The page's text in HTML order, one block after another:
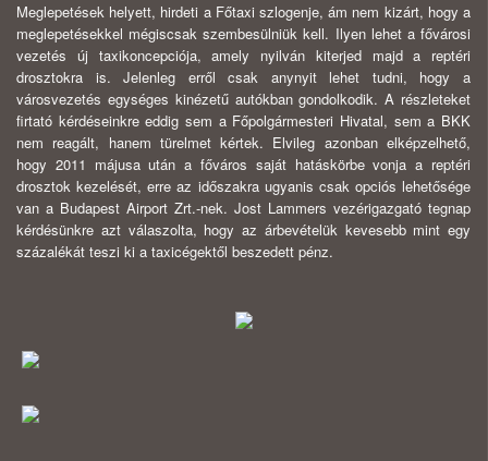
Meglepetések helyett, hirdeti a Főtaxi szlogenje, ám nem kizárt, hogy a
meglepetésekkel mégiscsak szembesülniük kell. Ilyen lehet a fővárosi
vezetés új taxikoncepciója, amely nyilván kiterjed majd a reptéri
drosztokra is. Jelenleg erről csak anynyit lehet tudni, hogy a
városvezetés egységes kinézetű autókban gondolkodik. A részleteket
firtató kérdéseinkre eddig sem a Főpolgármesteri Hivatal, sem a BKK
nem reagált, hanem türelmet kértek. Elvileg azonban elképzelhető,
hogy 2011 májusa után a főváros saját hatáskörbe vonja a reptéri
drosztok kezelését, erre az időszakra ugyanis csak opciós lehetősége
van a Budapest Airport Zrt.-nek. Jost Lammers vezérigazgató tegnap
kérdésünkre azt válaszolta, hogy az árbevételük kevesebb mint egy
százalékát teszi ki a taxicégektől beszedett pénz.